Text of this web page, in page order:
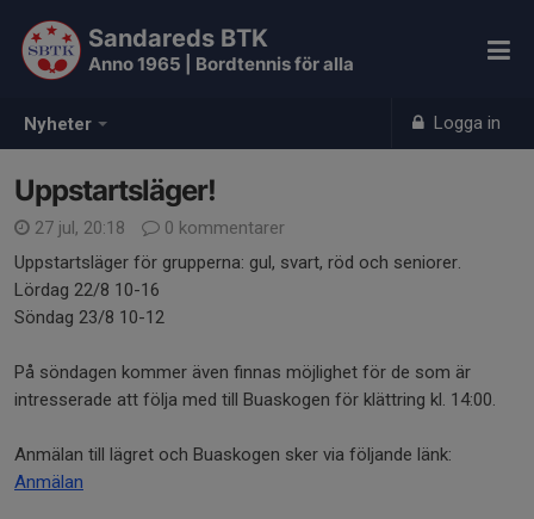
Nyheter Logga in
Sandareds BTK
Anno 1965 | Bordtennis för alla
Uppstartsläger!
27 jul, 20:18
0 kommentarer
Uppstartsläger för grupperna: gul, svart, röd och seniorer.
Lördag 22/8 10-16
Söndag 23/8 10-12
På söndagen kommer även finnas möjlighet för de som är
intresserade att följa med till Buaskogen för klättring kl. 14:00.
Anmälan till lägret och Buaskogen sker via följande länk:
Anmälan